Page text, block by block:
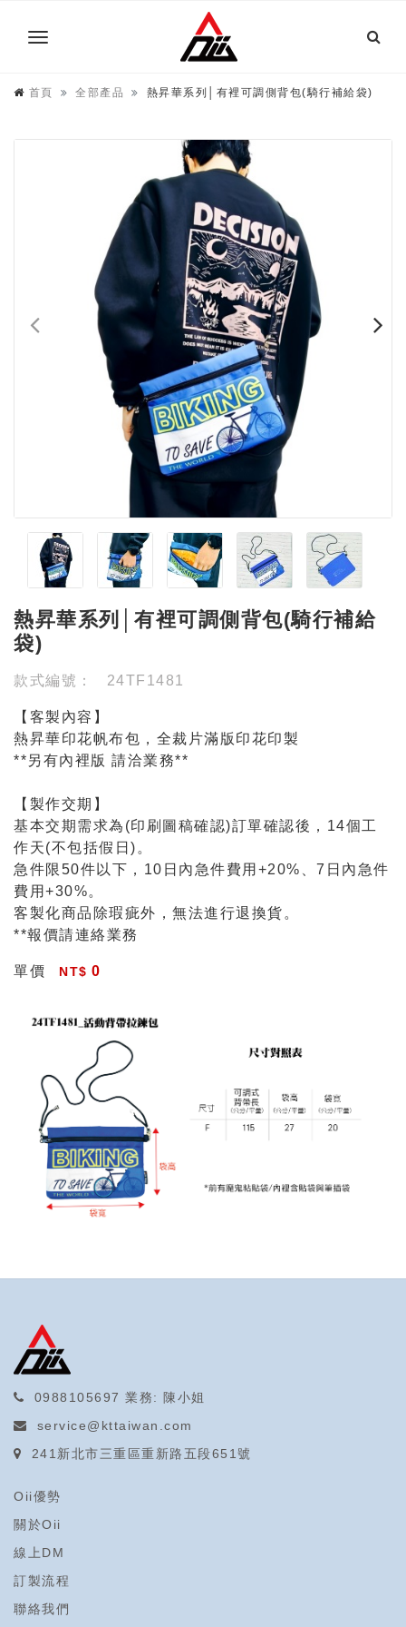
首頁 全部產品 熱昇華系列│有裡可調側背包(騎行補給袋)
熱昇華系列│有裡可調側背包(騎行補給
袋)
款式編號： 24TF1481
【客製內容】
熱昇華印花帆布包，全裁片滿版印花印製
**另有內裡版 請洽業務**
【製作交期】
基本交期需求為(印刷圖稿確認)訂單確認後，14個工
作天(不包括假日)。
急件限50件以下，10日內急件費用+20%、7日內急件
費用+30%。
客製化商品除瑕疵外，無法進行退換貨。
**報價請連絡業務
單價 0
0988105697 業務: 陳小姐
service@kttaiwan.com
241新北市三重區重新路五段651號
Oii優勢
關於Oii
線上DM
訂製流程
聯絡我們